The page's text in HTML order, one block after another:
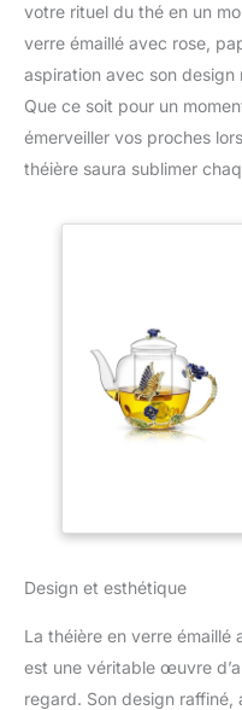
votre rituel du thé en un
verre émaillé avec rose,
aspiration avec son
Que ce soit pour un
émerveiller vos proches
théière saura sublimer
Design et esthétique
La théière en verre
est une véritable œuvre
regard. Son design